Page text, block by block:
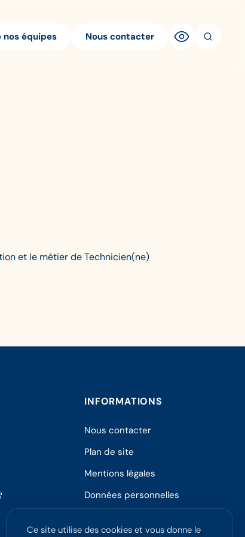
nos équipes Nous contacter
et le métier de Technicien(ne)
INFORMATIONS
Nous contacter
Plan de site
Mentions légales
Données personnelles
Ce site utilise des cookies et vous donne le